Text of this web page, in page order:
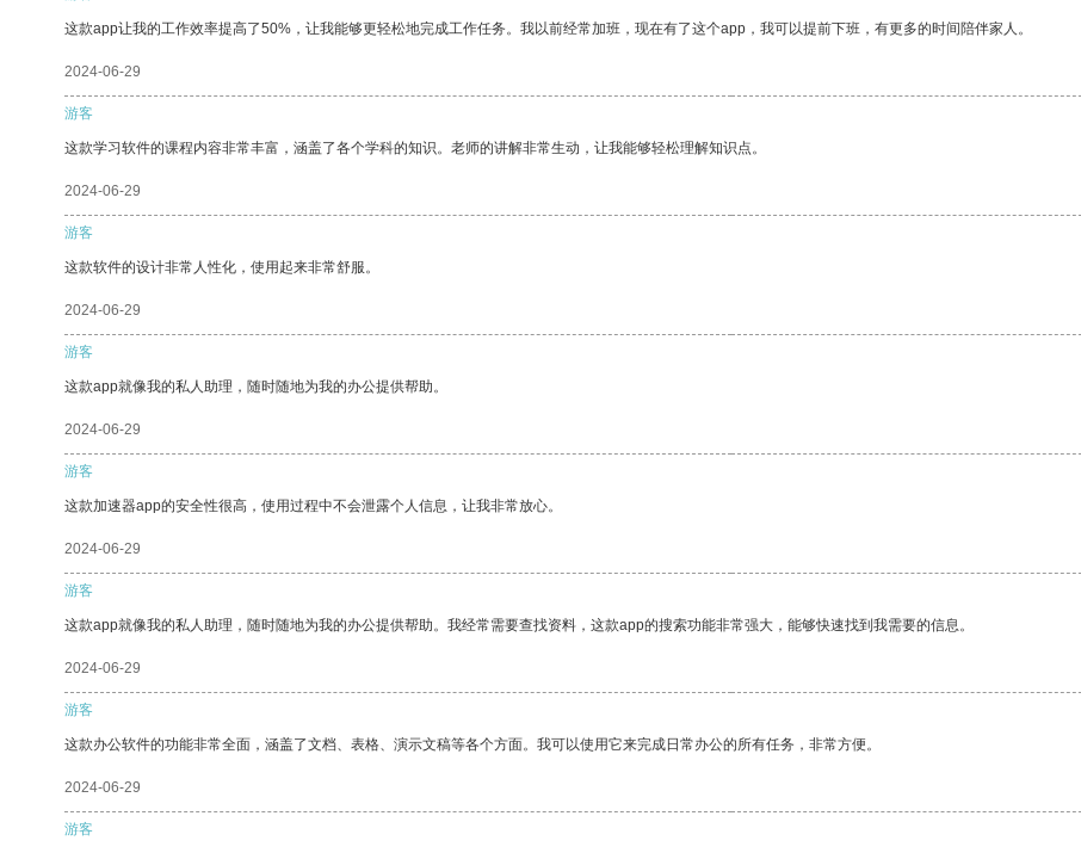
这款app让我的工作效率提高了50%，让我能够更轻松地完成工作任务。我以前经常加班，现在有了这个app，我可以提前下班，有更多的时间陪伴家人。
2024-06-29
游客
这款学习软件的课程内容非常丰富，涵盖了各个学科的知识。老师的讲解非常生动，让我能够轻松理解知识点。
2024-06-29
游客
这款软件的设计非常人性化，使用起来非常舒服。
2024-06-29
游客
这款app就像我的私人助理，随时随地为我的办公提供帮助。
2024-06-29
游客
这款加速器app的安全性很高，使用过程中不会泄露个人信息，让我非常放心。
2024-06-29
游客
这款app就像我的私人助理，随时随地为我的办公提供帮助。我经常需要查找资料，这款app的搜索功能非常强大，能够快速找到我需要的信息。
2024-06-29
游客
这款办公软件的功能非常全面，涵盖了文档、表格、演示文稿等各个方面。我可以使用它来完成日常办公的所有任务，非常方便。
2024-06-29
游客